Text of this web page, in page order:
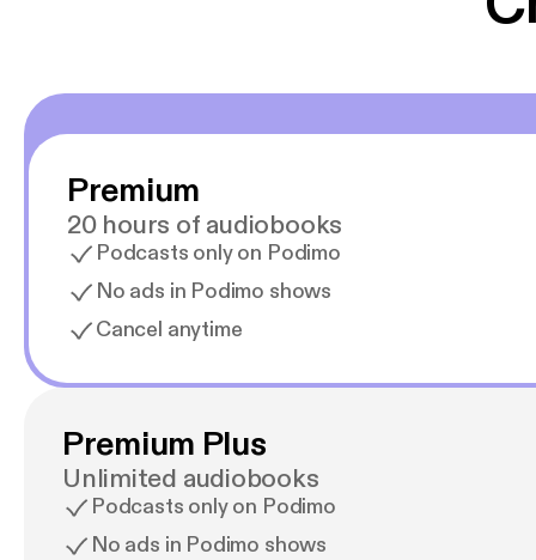
Premium
20 hours of audiobooks
Podcasts only on Podimo
No ads in Podimo shows
Cancel anytime
Premium Plus
Unlimited audiobooks
Podcasts only on Podimo
No ads in Podimo shows